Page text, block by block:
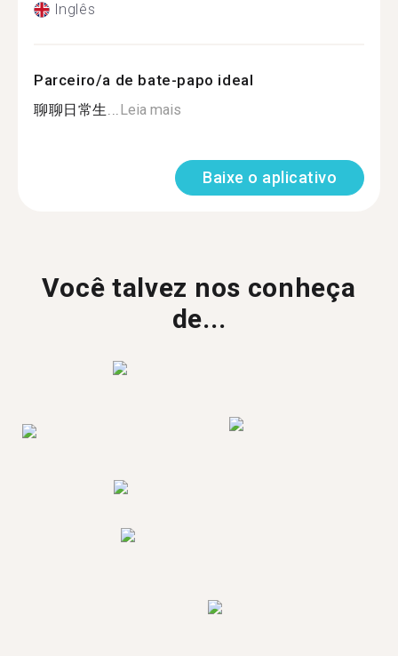
Inglês
Parceiro/a de bate-papo ideal
聊聊日常生...Leia mais
Baixe o aplicativo
Você talvez nos conheça
de...